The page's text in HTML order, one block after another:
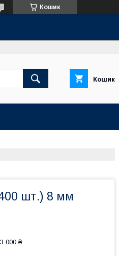
Кошик
Кошик
шт.) 8 мм
000 ₴